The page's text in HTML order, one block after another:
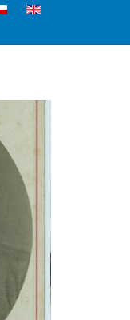
savo kalbą